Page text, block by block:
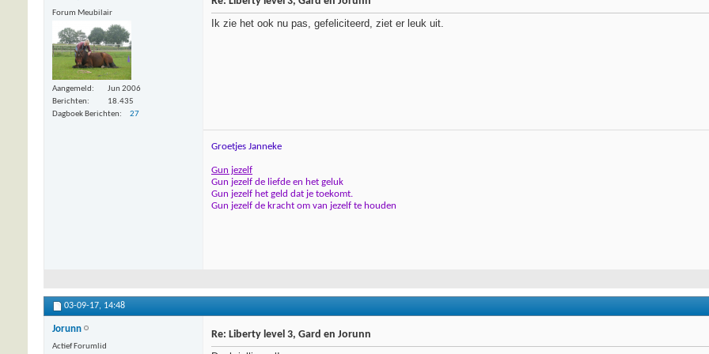
Forum Meubilair
Aangemeld
Jun 2006
Berichten
18.435
Dagboek Berichten
27
Ik zie het ook nu pas, gefeliciteerd, ziet er leuk uit.
Groetjes Janneke
Gun jezelf
Gun jezelf de liefde en het geluk
Gun jezelf het geld dat je toekomt.
Gun jezelf de kracht om van jezelf te houden
03-09-17, 14:48
Jorunn
Actief Forumlid
Re: Liberty level 3, Gard en Jorunn